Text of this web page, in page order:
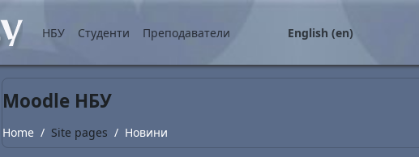
НБУ Студенти Преподаватели English ‎(en)‎
Moodle НБУ
Home Site pages Новини